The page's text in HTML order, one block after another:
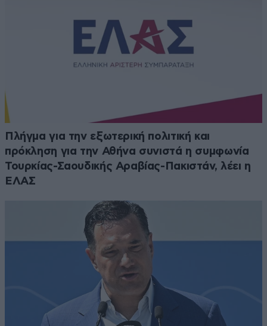
Πλήγμα για την εξωτερική πολιτική και
πρόκληση για την Αθήνα συνιστά η συμφωνία
Τουρκίας-Σαουδικής Αραβίας-Πακιστάν, λέει η
ΕΛΑΣ